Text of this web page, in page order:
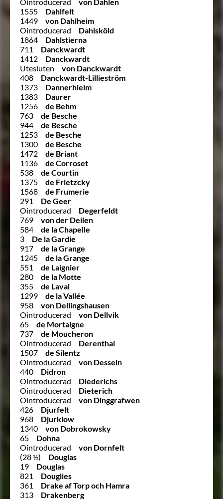
1555
Dahlfelt
1449
von Dahlheim
Ointroducerad
Dahlsköld
1864
Dahlstierna
711
Danckwardt
1412
Danckwardt
Utesluten
von Danckwardt
408
Danckwardt-Lillieström
1373
Dannerhielm
1383
Daurer
1256
de Behm
763
de Besche
944
de Besche
1253
de Besche
1300
de Besche
1472
de Briant
1136
de Corroset
538
de Courtin
1375
de Frietzcky
1568
de Frumerie
291
De Geer
Ointroducerad
Degerfeldt
769
von der Deilen
584
de la Chapelle
3
De la Gardie
917
de la Grange
1245
de la Grange
551
de Laignier
280
de la Motte
355
de Laval
1299
de la Vallée
958
von Dellingshausen
Ointroducerad
von Dellvik
65
de Mortaigne
737
de Moucheron
Ointroducerad
Derenthal
1507
de Silentz
Ointroducerad
von Dessein
440
Didron
Ointroducerad
Diederichs
Ointroducerad
Dieterich
Ointroducerad
von Dinggrafwen
426
Djurfelt
968
Djurklow
1340
von Dobrokowsky
65
Dohna
Ointroducerad
von Dornfelt
(28 ½)
Douglas
19
Douglas
821
Douglies
361
Drake af Torp och Hamra
313
Drakenberg